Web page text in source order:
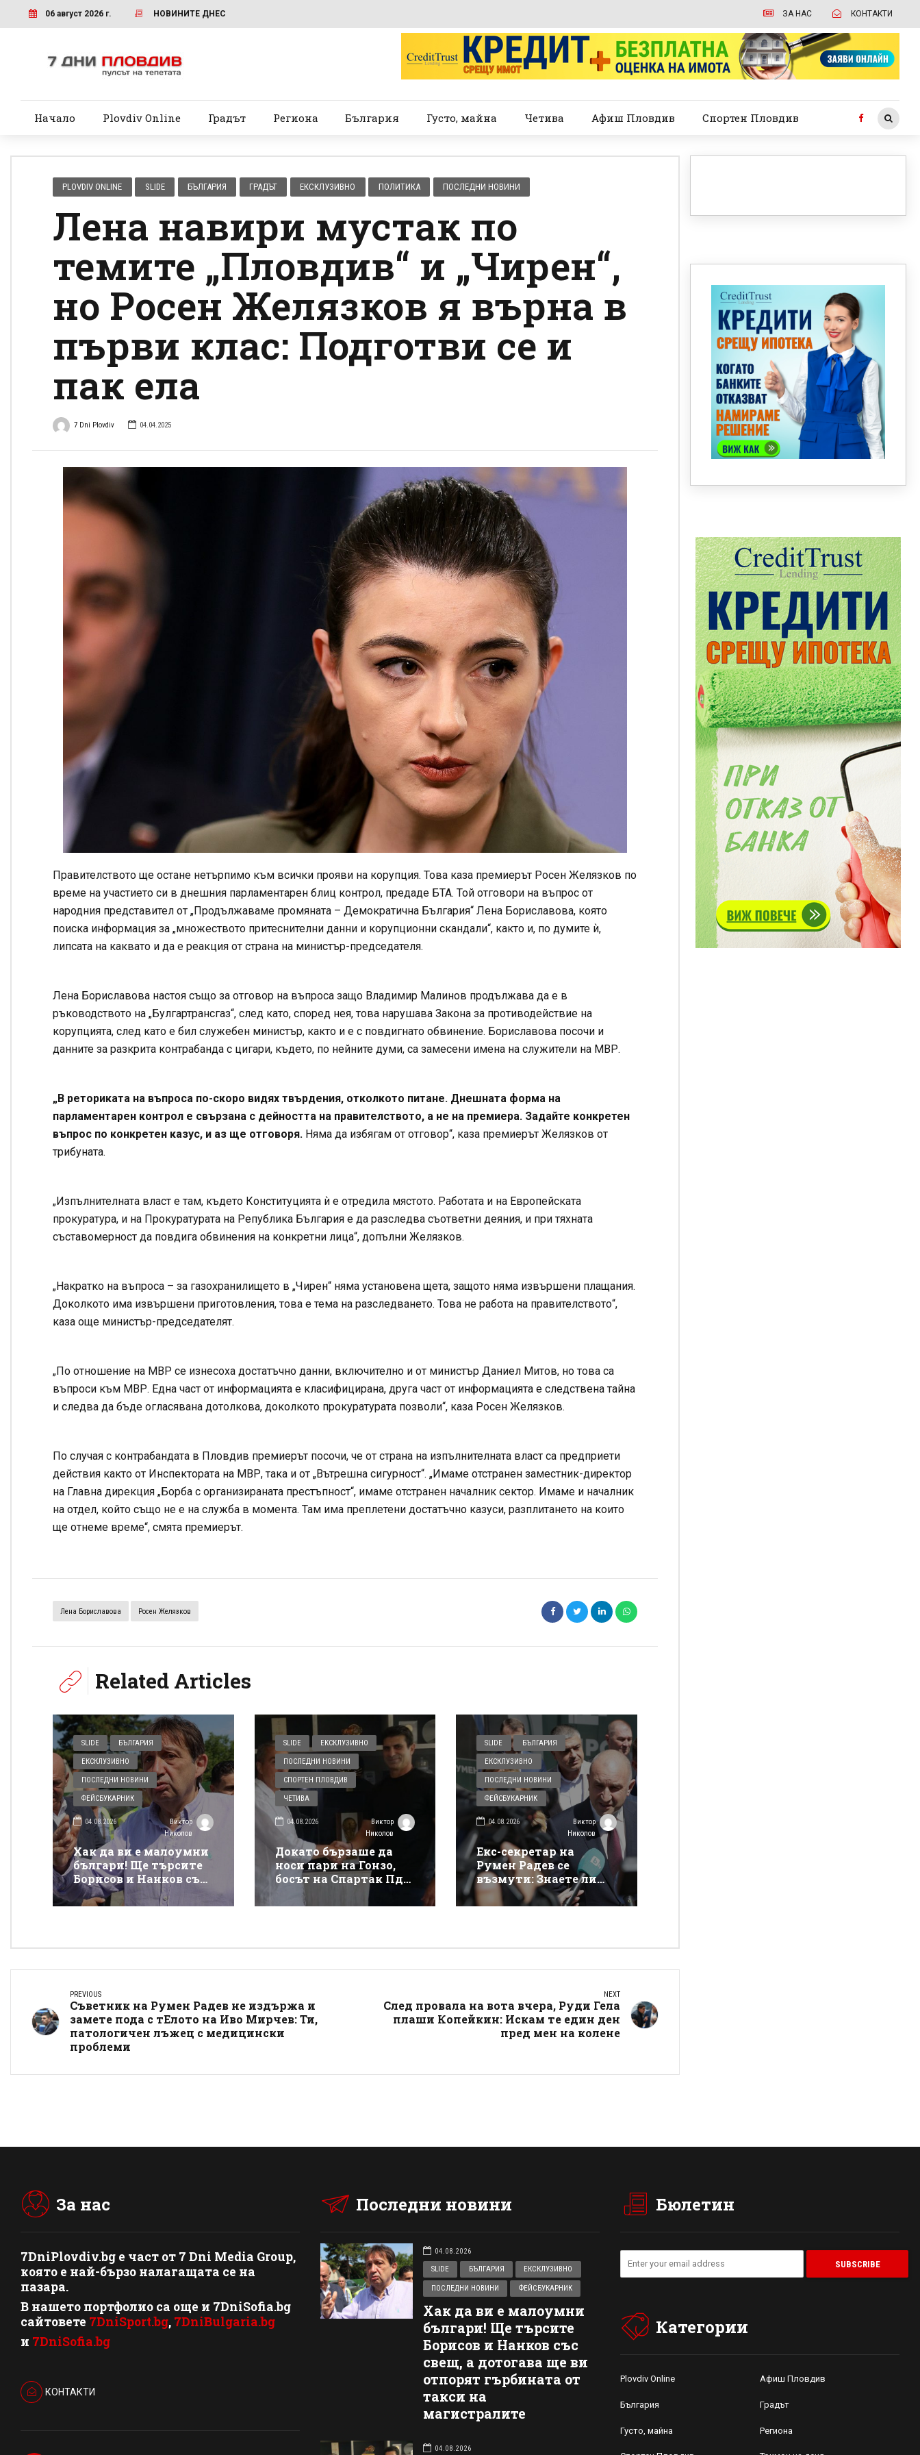
06 август 2026 г. НОВИНИТЕ ДНЕС ЗА НАС КОНТАКТИ
Начало Plovdiv Online Градът Региона България Густо, майна Четива Афиш Пловдив Спортен Пловдив
PLOVDIV ONLINE SLIDE БЪЛГАРИЯ ГРАДЪТ ЕКСКЛУЗИВНО ПОЛИТИКА ПОСЛЕДНИ НОВИНИ
Лена навири мустак по
темите „Пловдив“ и „Чирен“,
но Росен Желязков я върна в
първи клас: Подготви се и
пак ела
7 Dni Plovdiv 04.04.2025
Правителството ще остане нетърпимо към всички прояви на корупция. Това каза премиерът Росен Желязков по
време на участието си в днешния парламентарен блиц контрол, предаде БТА. Той отговори на въпрос от
народния представител от „Продължаваме промяната – Демократична България“ Лена Бориславова, която
поиска информация за „множеството притеснителни данни и корупционни скандали“, както и, по думите ѝ,
липсата на каквато и да е реакция от страна на министър-председателя.
Лена Бориславова настоя също за отговор на въпроса защо Владимир Малинов продължава да е в
ръководството на „Булгартрансгаз“, след като, според нея, това нарушава Закона за противодействие на
корупцията, след като е бил служебен министър, както и е с повдигнато обвинение. Бориславова посочи и
данните за разкрита контрабанда с цигари, където, по нейните думи, са замесени имена на служители на МВР.
„В реториката на въпроса по-скоро видях твърдения, отколкото питане. Днешната форма на
парламентарен контрол е свързана с дейността на правителството, а не на премиера. Задайте конкретен
въпрос по конкретен казус, и аз ще отговоря. Няма да избягам от отговор“, каза премиерът Желязков от
трибуната.
„Изпълнителната власт е там, където Конституцията ѝ е отредила мястото. Работата и на Европейската
прокуратура, и на Прокуратурата на Република България е да разследва съответни деяния, и при тяхната
съставомерност да повдига обвинения на конкретни лица“, допълни Желязков.
„Накратко на въпроса – за газохранилището в „Чирен“ няма установена щета, защото няма извършени плащания.
Доколкото има извършени приготовления, това е тема на разследването. Това не работа на правителството“,
каза още министър-председателят.
„По отношение на МВР се изнесоха достатъчно данни, включително и от министър Даниел Митов, но това са
въпроси към МВР. Една част от информацията е класифицирана, друга част от информацията е следствена тайна
и следва да бъде огласявана дотолкова, доколкото прокуратурата позволи“, каза Росен Желязков.
По случая с контрабандата в Пловдив премиерът посочи, че от страна на изпълнителната власт са предприети
действия както от Инспектората на МВР, така и от „Вътрешна сигурност“. „Имаме отстранен заместник-директор
на Главна дирекция „Борба с организираната престъпност“, имаме отстранен началник сектор. Имаме и началник
на отдел, който също не е на служба в момента. Там има преплетени достатъчно казуси, разплитането на които
ще отнеме време“, смята премиерът.
Лена Бориславова Росен Желязков
Related Articles
SLIDE БЪЛГАРИЯ
ЕКСКЛУЗИВНО
ПОСЛЕДНИ НОВИНИ
ФЕЙСБУКАРНИК
04.08.2026
Виктор
Николов
Хак да ви е малоумни
българи! Ще търсите
Борисов и Нанков със
свещ, а дотогава ще ви
отпорят гърбината от
SLIDE ЕКСКЛУЗИВНО
ПОСЛЕДНИ НОВИНИ
СПОРТЕН ПЛОВДИВ
ЧЕТИВА
04.08.2026
Виктор
Николов
Докато бързаше да
носи пари на Гонзо,
босът на Спартак Пд
позволи долна гавра с
клуба в собствения му
SLIDE БЪЛГАРИЯ
ЕКСКЛУЗИВНО
ПОСЛЕДНИ НОВИНИ
ФЕЙСБУКАРНИК
04.08.2026
Виктор
Николов
Екс-секретар на
Румен Радев се
възмути: Знаете ли
този мизантроп в
какво превърна
PREVIOUS
Съветник на Румен Радев не издържа и
замете пода с тЕлото на Иво Мирчев: Ти,
патологичен лъжец с медицински
проблеми
NEXT
След провала на вота вчера, Руди Гела
плаши Копейкин: Искам те един ден
пред мен на колене
За нас
7DniPlovdiv.bg e част от 7 Dni Media Group,
която е най-бързо налагащата се на
пазара.
В нашето портфолио са още и 7DniSofia.bg
сайтовете 7DniSport.bg, 7DniBulgaria.bg
и 7DniSofia.bg
КОНТАКТИ
Последни новини
04.08.2026
SLIDE
БЪЛГАРИЯ ЕКСКЛУЗИВНО
ПОСЛЕДНИ НОВИНИ ФЕЙСБУКАРНИК
Хак да ви е малоумни
българи! Ще търсите
Борисов и Нанков със
свещ, а дотогава ще ви
отпорят гърбината от
такси на
магистралите
04.08.2026
Бюлетин
Категории
Plovdiv Online Афиш Пловдив
България Градът
Густо, майна Региона